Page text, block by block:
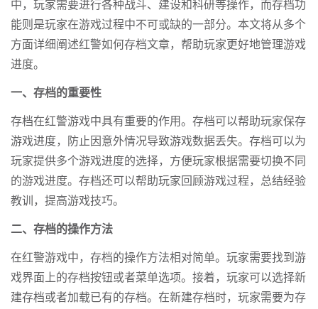
中，玩家需要进行各种战斗、建设和科研等操作，而存档功
能则是玩家在游戏过程中不可或缺的一部分。本文将从多个
方面详细阐述红警如何存档文章，帮助玩家更好地管理游戏
进度。
一、存档的重要性
存档在红警游戏中具有重要的作用。存档可以帮助玩家保存
游戏进度，防止因意外情况导致游戏数据丢失。存档可以为
玩家提供多个游戏进度的选择，方便玩家根据需要切换不同
的游戏进度。存档还可以帮助玩家回顾游戏过程，总结经验
教训，提高游戏技巧。
二、存档的操作方法
在红警游戏中，存档的操作方法相对简单。玩家需要找到游
戏界面上的存档按钮或者菜单选项。接着，玩家可以选择新
建存档或者加载已有的存档。在新建存档时，玩家需要为存